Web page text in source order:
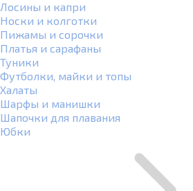
Лосины и капри
Носки и колготки
Пижамы и сорочки
Платья и сарафаны
Туники
Футболки, майки и топы
Халаты
Шарфы и манишки
Шапочки для плавания
Юбки